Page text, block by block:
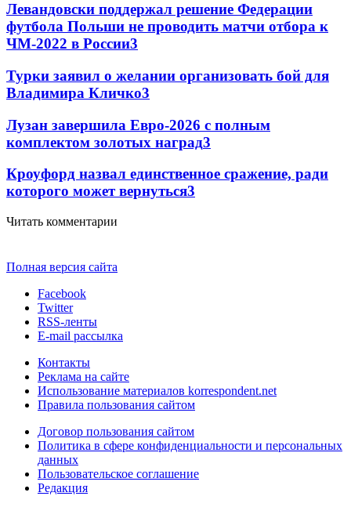
Левандовски поддержал решение Федерации
футбола Польши не проводить матчи отбора к
ЧМ-2022 в России3
Турки заявил о желании организовать бой для
Владимира Кличко3
Лузан завершила Евро-2026 с полным
комплектом золотых наград3
Кроуфорд назвал единственное сражение, ради
которого может вернуться3
Читать комментарии
Полная версия сайта
Facebook
Twitter
RSS-ленты
E-mail рассылка
Контакты
Реклама на сайте
Использование материалов korrespondent.net
Правила пользования сайтом
Договор пользования сайтом
Политика в сфере конфиденциальности и персональных
данных
Пользовательское соглашение
Редакция